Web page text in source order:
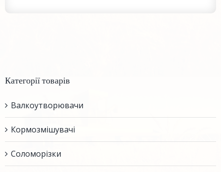
Категорії товарів
Валкоутворювачи
Кормозмішувачі
Соломорізки